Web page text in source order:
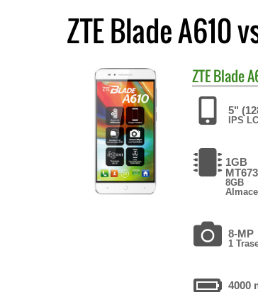
ZTE Blade A610
ZTEBlade
5"
IPS
1GB
8GB
8-MP
1
4000